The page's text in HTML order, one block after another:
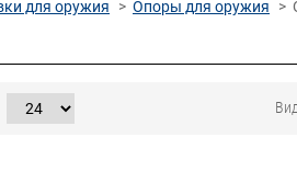
для оружия Опоры для оружия